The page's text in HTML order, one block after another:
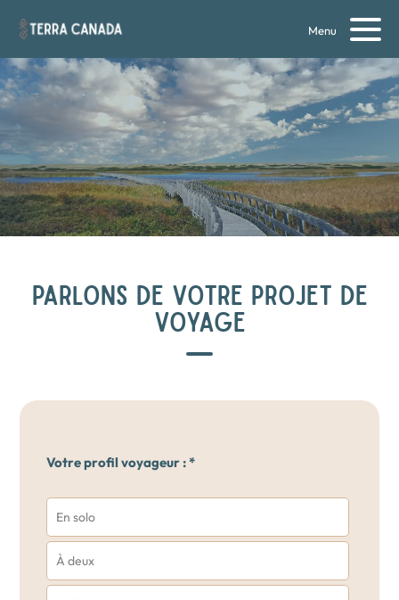
Menu
PARLONS DE VOTRE PROJET DE
VOYAGE
Votre profil voyageur : *
En solo
À deux